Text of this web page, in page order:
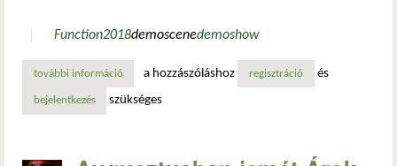
Function2018demoscenedemoshow
további információmost hétvégén: function 2018 tartalommal kapcsolatosan
a hozzászóláshoz regisztráció és
bejelentkezés szükséges